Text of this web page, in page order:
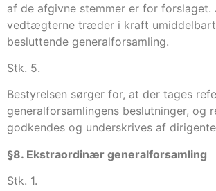
af de afgivne stemmer er for
vedtægterne træder i kraft
besluttende generalforsamling.
Stk. 5.
Bestyrelsen sørger for, at der tages
generalforsamlingens beslutninger, og
godkendes og underskrives af
§8. Ekstraordinær generalforsamling
Stk. 1.